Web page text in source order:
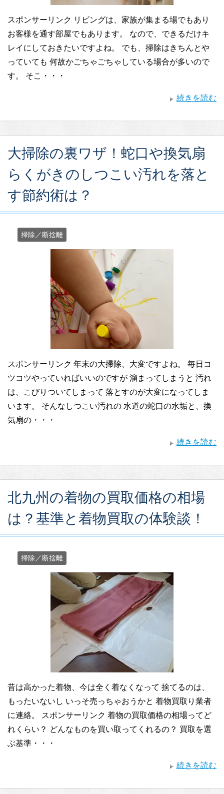
スポンサーリンク リビングは、家族が集まる場でもあり
お客様を通す部屋でもあります。 なので、できるだけキ
レイにしておきたいですよね。 でも、掃除はきちんとや
っていても 何故かごちゃごちゃしている場合が多いので
す。 そこ・・・
続きを読む
大掃除の裏ワザ！蛇口や換気扇
らくがきのしつこい汚れを落と
す節約術は？
掃除／断捨離
スポンサーリンク 年末の大掃除、大変ですよね。 毎日コ
ツコツやっていればいいのですが 溜まってしまうと 汚れ
は、こびりついてしまって 落とすのが大変になってしま
います。 そんなしつこい汚れの 水道の蛇口の水垢と、換
気扇の・・・
続きを読む
北九州の着物の買取価格の相場
は？基準と着物買取の体験談！
掃除／断捨離
昔は高かった着物、今は全く着なくなって 捨てるのは、
もったいないし いっそ売っちゃおうかと 着物買取り業者
に連絡。 スポンサーリンク 着物の買取価格の相場ってど
れくらい？ どんなものを買い取ってくれるの？ 買取を選
ぶ基準・・・
続きを読む